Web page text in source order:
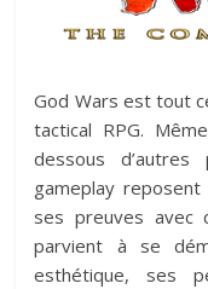
God Wars est tout
tactical RPG.
dessous d’autres
gameplay
ses preuves avec
parvient à se
esthétique, ses